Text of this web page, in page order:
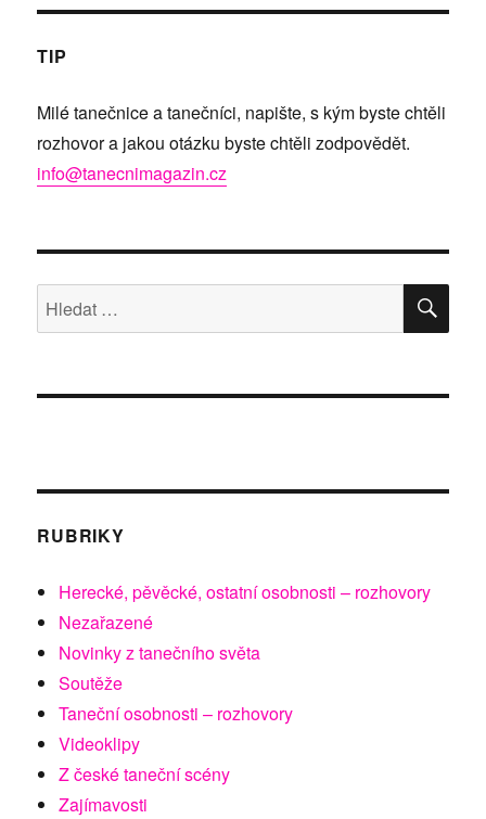
TIP
Milé tanečnice a tanečníci, napište, s kým byste chtěli
rozhovor a jakou otázku byste chtěli zodpovědět.
info@tanecnimagazin.cz
Hledat:
RUBRIKY
Herecké, pěvěcké, ostatní osobnosti – rozhovory
Nezařazené
Novinky z tanečního světa
Soutěže
Taneční osobnosti – rozhovory
Videoklipy
Z české taneční scény
Zajímavosti